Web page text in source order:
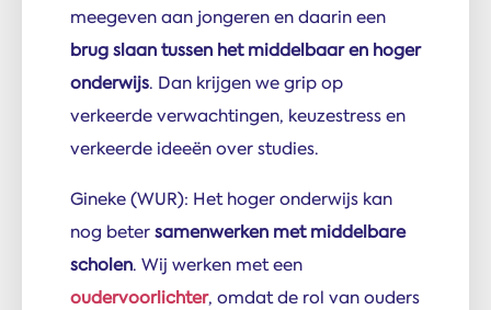
meegeven aan jongeren en daarin een
brug slaan tussen het middelbaar en hoger
onderwijs. Dan krijgen we grip op
verkeerde verwachtingen, keuzestress en
verkeerde ideeën over studies.
Gineke (WUR): Het hoger onderwijs kan
nog betersamenwerken met middelbare
scholen. Wij werken met een
oudervoorlichter, omdat de rol van ouders